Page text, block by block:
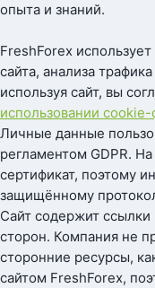
опыта и знаний.
FreshForex
сайта, анализа
используя сайт, вы
использовании
Личные данные
регламентом GDPR.
сертификат, поэтому
защищённому
Сайт содержит
сторон. Компания не
сторонние ресурсы,
сайтом FreshForex,